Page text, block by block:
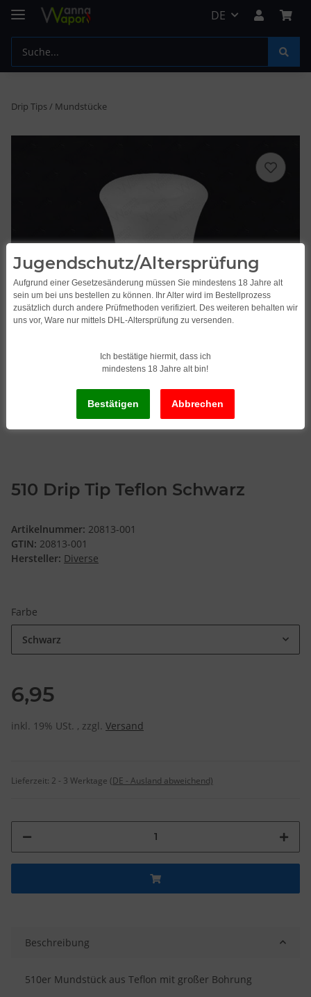
DE
Drip Tips / Mundstücke
510 Drip Tip Teflon Schwarz
Artikelnummer: 20813-001
GTIN: 20813-001
Hersteller: Diverse
Farbe
Schwarz
6,95
inkl. 19% USt. , zzgl. Versand
Lieferzeit: 2 - 3 Werktage (DE - Ausland abweichend)
Beschreibung
510er Mundstück aus Teflon mit großer Bohrung
Jugendschutz/Altersprüfung
Aufgrund einer Gesetzesänderung müssen Sie mindestens 18 Jahre alt
sein um bei uns bestellen zu können. Ihr Alter wird im Bestellprozess
zusätzlich durch andere Prüfmethoden verifiziert. Des weiteren behalten wir
uns vor, Ware nur mittels DHL-Altersprüfung zu versenden.
Ich bestätige hiermit, dass ich
mindestens 18 Jahre alt bin!